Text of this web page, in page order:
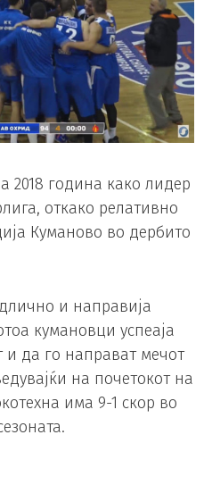
2018 година како лидер
откако релативно
Куманово во дербито
и направија
кумановци успеаја
и да го направат мечот
на почетокот на
има 9-1 скор во